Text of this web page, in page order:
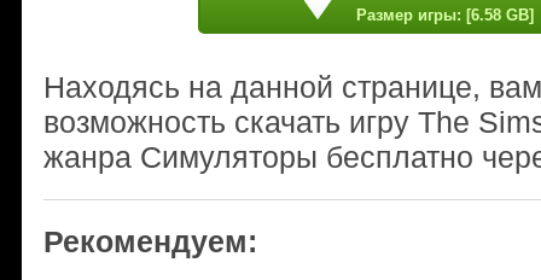
Размер игры: [6.58 GB]
Находясь на данной странице,
возможность скачать игру The
жанра Симуляторы бесплатно
Рекомендуем: